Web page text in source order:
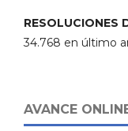
RESOLUCIONES
34.768 en último
AVANCE